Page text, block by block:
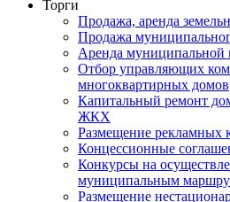
Торги
Продажа, аренда
Продажа
Аренда муниципальной
Отбор управляющих
многоквартирных домов
Капитальный ремонт
ЖКХ
Размещение рекламных
Концессионные
Конкурсы на
муниципальным
Размещение